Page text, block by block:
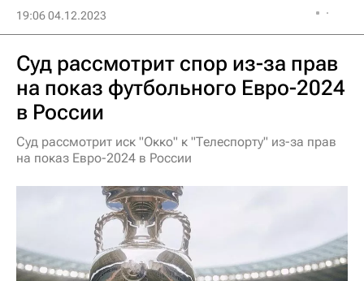
19:06 04.12.2023
Суд рассмотрит спор из-за прав
на показ футбольного Евро-2024
в России
Суд рассмотрит иск "Окко" к "Телеспорту" из-за прав
на показ Евро-2024 в России